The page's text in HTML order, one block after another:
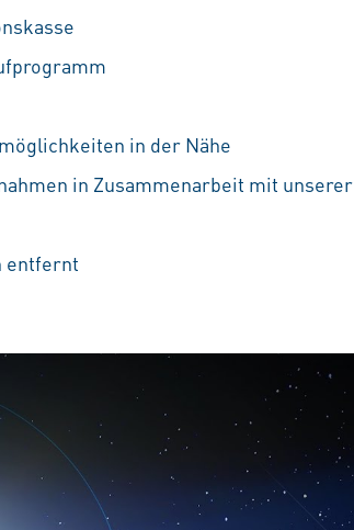
in der Nähe
in Zusammenarbeit mit unserer
entfernt